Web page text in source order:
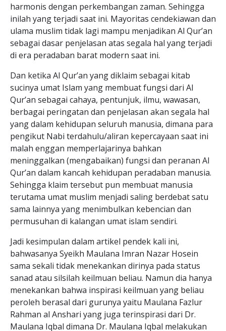
harmonis dengan perkembangan zaman. Sehingga
inilah yang terjadi saat ini. Mayoritas cendekiawan dan
ulama muslim tidak lagi mampu menjadikan Al Qur’an
sebagai dasar penjelasan atas segala hal yang terjadi
di era peradaban barat modern saat ini.
Dan ketika Al Qur’an yang diklaim sebagai kitab
sucinya umat Islam yang membuat fungsi dari Al
Qur’an sebagai cahaya, pentunjuk, ilmu, wawasan,
berbagai peringatan dan penjelasan akan segala hal
yang dalam kehidupan seluruh manusia, dimana para
pengikut Nabi terdahulu/aliran kepercayaan saat ini
malah enggan memperlajarinya bahkan
meninggalkan (mengabaikan) fungsi dan peranan Al
Qur’an dalam kancah kehidupan peradaban manusia.
Sehingga klaim tersebut pun membuat manusia
terutama umat muslim menjadi saling berdebat satu
sama lainnya yang menimbulkan kebencian dan
permusuhan di kalangan umat islam sendiri.
Jadi kesimpulan dalam artikel pendek kali ini,
bahwasanya Syeikh Maulana Imran Nazar Hosein
sama sekali tidak menekankan dirinya pada status
sanad atau silsilah keilmuan beliau. Namun dia hanya
menekankan bahwa inspirasi keilmuan yang beliau
peroleh berasal dari gurunya yaitu Maulana Fazlur
Rahman al Anshari yang juga terinspirasi dari Dr.
Maulana Iqbal dimana Dr. Maulana Iqbal melakukan